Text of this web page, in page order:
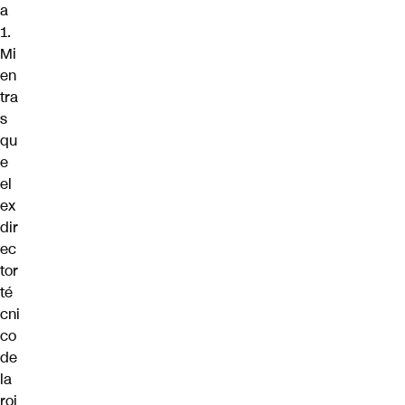
a
1.
Mi
en
tra
s
qu
e
el
ex
dir
ec
tor
té
cni
co
de
la
roj